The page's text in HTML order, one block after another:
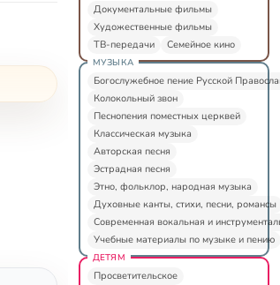
Документальные фильмы
Художественные фильмы
ТВ-передачи
Семейное кино
МУЗЫКА
Богослужебное пение Русской
Колокольный звон
Песнопения поместных церквей
Классическая музыка
Авторская песня
Эстрадная песня
Этно, фольклор, народная музыка
Духовные канты, стихи, песни, романсы
Современная вокальная и
Учебные материалы по музыке и пению
ДЕТЯМ
Просветительское